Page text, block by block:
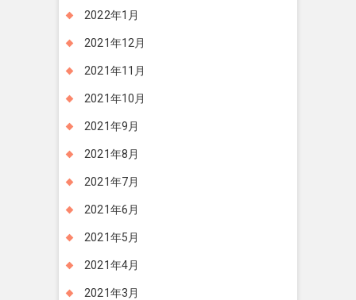
2022年1月
2021年12月
2021年11月
2021年10月
2021年9月
2021年8月
2021年7月
2021年6月
2021年5月
2021年4月
2021年3月